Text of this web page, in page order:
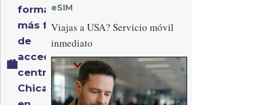
🏙️
forma
más fácil
de
acceder al
centro de
Chicago
eSIM
Viajas a USA? Servicio móvil
inmediato
Imagen